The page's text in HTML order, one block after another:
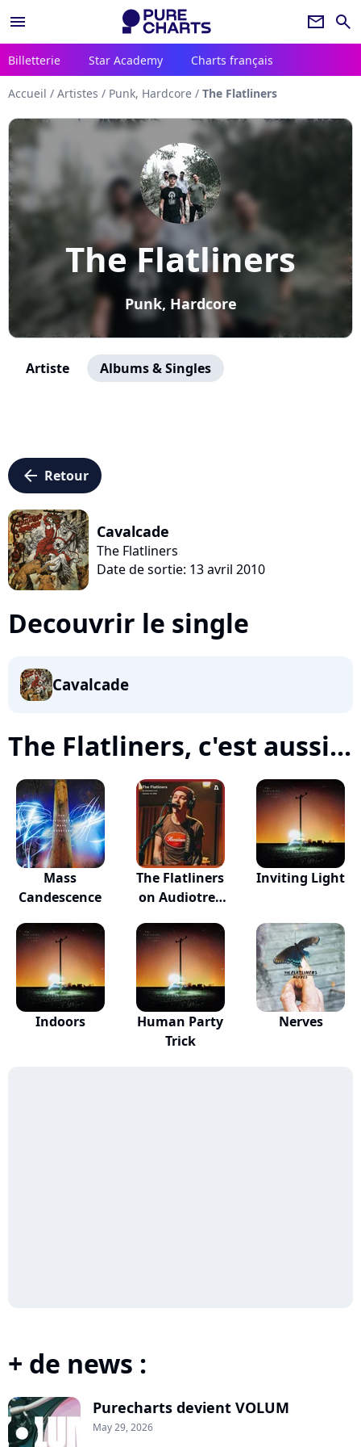
menu newsletter search
Billetterie Star Academy Charts français
Accueil / Artistes / Punk, Hardcore / The Flatliners
The Flatliners
Punk, Hardcore
Artiste Albums & Singles
arrow_left Retour
Cavalcade
The Flatliners
Date de sortie: 13 avril 2010
Decouvrir le single
Cavalcade
The Flatliners, c'est aussi...
Mass
Candescence
The Flatliners
on Audiotree
Inviting Light
Indoors
Human Party
Trick
Nerves
+ de news :
Purecharts devient VOLUM
May 29, 2026